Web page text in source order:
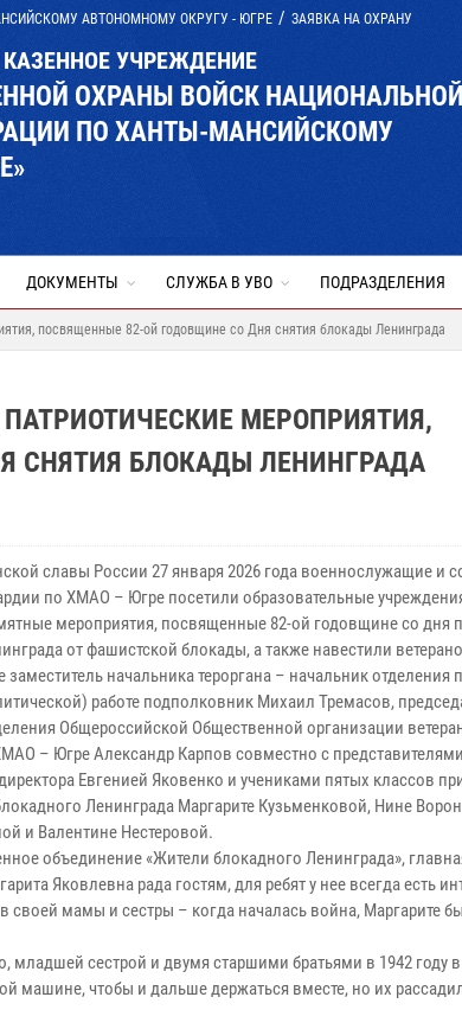
АВТОНОМНОМУ ОКРУГУ - ЮГРЕ ЗАЯВКА НА ОХРАНУ
УЧРЕЖДЕНИЕ
ОХРАНЫ ВОЙСК НАЦИОНАЛЬНОЙ
ПО ХАНТЫ-МАНСИЙСКОМУ
ДОКУМЕНТЫ СЛУЖБА В УВО ПОДРАЗДЕЛЕНИЯ
посвященные 82-ой годовщине со Дня снятия блокады Ленинграда
МЕРОПРИЯТИЯ,
СНЯТИЯ БЛОКАДЫ ЛЕНИНГРАДА
славы России 27 января 2026 года военнослужащие и
по ХМАО – Югре посетили образовательные
мероприятия, посвященные 82-ой годовщине со дня
от фашистской блокады, а также навестили
начальника тероргана – начальник отделения
работе подполковник Михаил Тремасов,
Общероссийской Общественной организации
– Югре Александр Карпов совместно с
Евгенией Яковенко и учениками пятых классов
Ленинграда Маргарите Кузьменковой, Нине
и Валентине Нестеровой.
объединение «Жители блокадного Ленинграда»,
Яковлевна рада гостям, для ребят у нее всегда есть
своей мамы и сестры – когда началась война, Маргарите
сестрой и двумя старшими братьями в 1942 году в
машине, чтобы и дальше держаться вместе, но их